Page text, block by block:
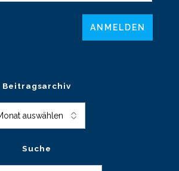
Beitragsarchiv
Suche